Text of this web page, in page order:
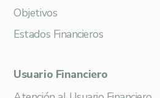
Objetivos
Estados Financieros
Usuario Financiero